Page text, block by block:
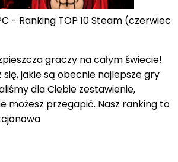
- Ranking TOP 10 Steam (czerwiec
graczy na całym świecie!
się, jakie są obecnie najlepsze gry
dla Ciebie zestawienie,
możesz przegapić. Nasz ranking to